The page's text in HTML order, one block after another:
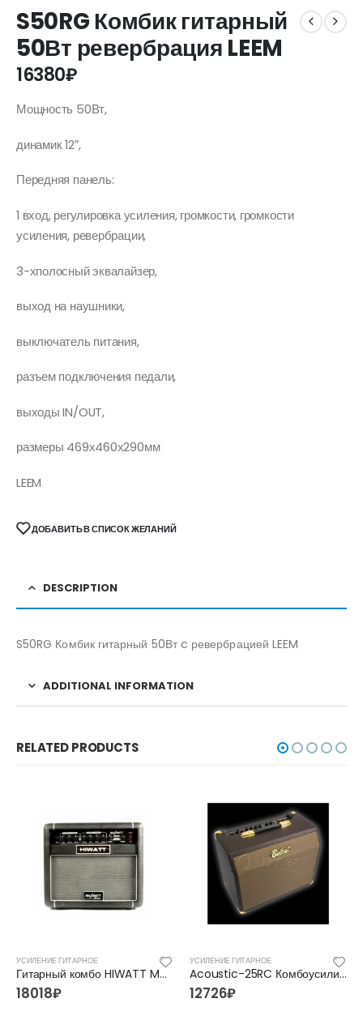
S50RG Комбик гитарный
50Вт ревербрация LEEM
16380₽
Мощность 50Вт,
динамик 12″,
Передняя панель:
1 вход, регулировка усиления, громкости, громкости
усиления, ревербрации,
3-хполосный эквалайзер,
выход на наушники,
выключатель питания,
разъем подключения педали,
выходы IN/OUT,
размеры 469х460х290мм
LEEM
ДОБАВИТЬ В СПИСОК ЖЕЛАНИЙ
DESCRIPTION
S50RG Комбик гитарный 50Вт c ревербрацией LEEM
ADDITIONAL INFORMATION
RELATED PRODUCTS
УСИЛЕНИЕ ГИТАРНОЕ
Гитарный комбо HIWATT MAXWATT G20
18018₽
УСИЛЕНИЕ ГИТАРНОЕ
Acoustic-25RC Комбоусилитель для акустической гитары, 25Вт, реверберация и хорус, Belcat
12726₽